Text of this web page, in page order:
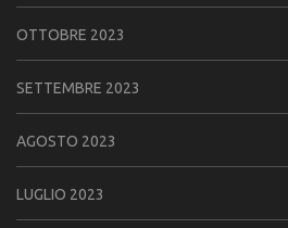
OTTOBRE 2023
SETTEMBRE 2023
AGOSTO 2023
LUGLIO 2023